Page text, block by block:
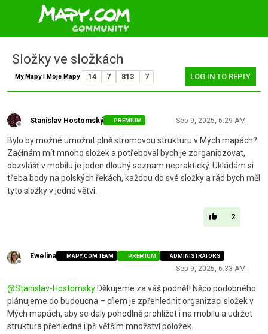
Složky ve složkách
My Mapy | Moje Mapy 14 7 813 7 LOG IN TO REPLY
Offline
Stanislav Hostomský PREMIUM Sep 9, 2025, 6:29 AM
Bylo by možné umožnit plně stromovou strukturu v Mých mapách?
Začínám mít mnoho složek a potřeboval bych je zorganiozovat,
obzvlášť v mobilu je jeden dlouhý seznam nepraktický. Ukládám si
třeba body na polských řekách, každou do své složky a rád bych měl
tyto složky v jedné větvi.
2
Offline
Ewelina MAPY.COM TEAM PREMIUM ADMINISTRATORS
Sep 9, 2025, 6:33 AM
@Stanislav-Hostomský Děkujeme za váš podnět! Něco podobného
plánujeme do budoucna – cílem je zpřehlednit organizaci složek v
Mých mapách, aby se daly pohodlně prohlížet i na mobilu a udržet
struktura přehledná i při větším množství položek.